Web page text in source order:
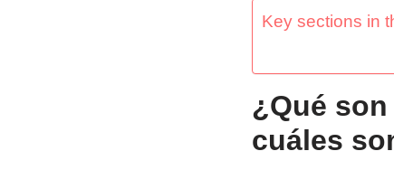
Key sections in
¿Qué
cuáles